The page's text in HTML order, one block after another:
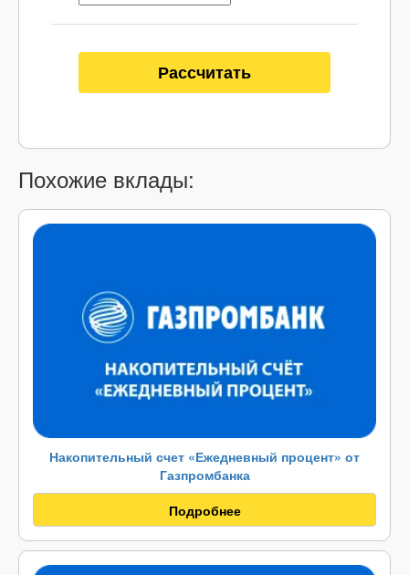
Рассчитать
Похожие вклады:
Накопительный счет «Ежедневный процент» от
Газпромбанка
Подробнее